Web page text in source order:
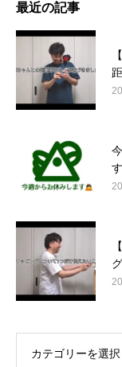
最近の記事
す
カテゴリーを選択